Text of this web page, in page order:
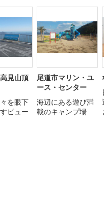
見山頂
を眼下
ビュー
尾道市マリン・ユ
ース・センター
海辺にある遊び満
載のキャンプ場